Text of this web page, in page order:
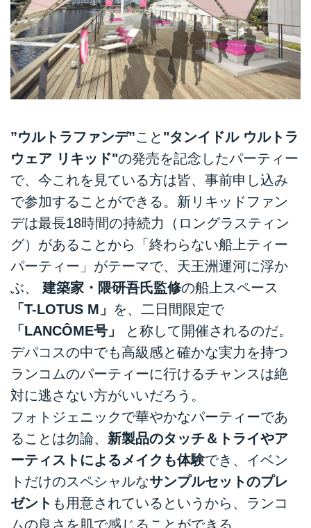
”ウルトラファンデ”こと "タンイドル ウルトラ
ウェア リキッド"の発売を記念したパーティー
で、今これを見ている方は皆、事前申し込み
で参加することができる。新リキッドファン
デは最長18時間の持続力（ロングラスティン
グ）があることから「終わらない船上ティー
パーティー」がテーマで、天王洲運河に浮か
ぶ、 建築家・隈研吾氏監修の船上スペース
「T-LOTUS M」 を、二日間限定で
「LANCÔME号」
と称して開催されるのだ。
デパコスの中でも高級感と確かな実力を持つ
ランコムのパーティーに行けるチャンスは絶
対に逃さない方がいいだろう。
フォトジェニックで華やかなパーティーであ
ることは勿論、 新製品のタッチ＆トライやア
ーティストによるメイクも体験でき、イベン
トだけのスペシャルなサンプルセットのプレ
ゼント も用意されているというから、ランコ
ムの良さを肌で感じることができる。